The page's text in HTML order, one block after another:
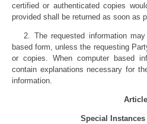
certified or authenticated copies
provided shall be returned as soon as
2. The requested information
based form, unless the requesting
or copies. When computer based
contain explanations necessary for
information.
Special